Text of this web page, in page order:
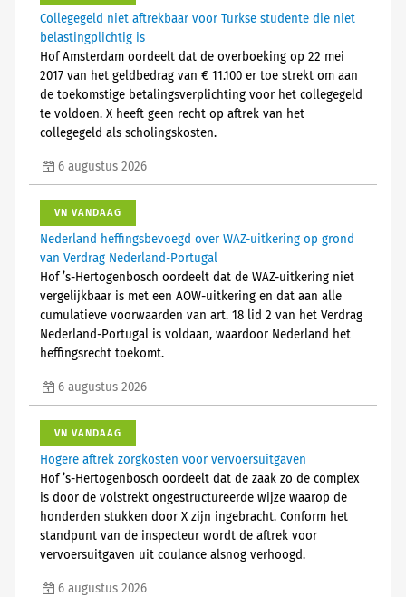
Collegegeld niet aftrekbaar voor Turkse studente die niet
belastingplichtig is
Hof Amsterdam oordeelt dat de overboeking op 22 mei
2017 van het geldbedrag van € 11.100 er toe strekt om aan
de toekomstige betalingsverplichting voor het collegegeld
te voldoen. X heeft geen recht op aftrek van het
collegegeld als scholingskosten.
6 augustus 2026
VN VANDAAG
Nederland heffingsbevoegd over WAZ-uitkering op grond
van Verdrag Nederland-Portugal
Hof ’s-Hertogenbosch oordeelt dat de WAZ-uitkering niet
vergelijkbaar is met een AOW-uitkering en dat aan alle
cumulatieve voorwaarden van art. 18 lid 2 van het Verdrag
Nederland-Portugal is voldaan, waardoor Nederland het
heffingsrecht toekomt.
6 augustus 2026
VN VANDAAG
Hogere aftrek zorgkosten voor vervoersuitgaven
Hof ’s-Hertogenbosch oordeelt dat de zaak zo de complex
is door de volstrekt ongestructureerde wijze waarop de
honderden stukken door X zijn ingebracht. Conform het
standpunt van de inspecteur wordt de aftrek voor
vervoersuitgaven uit coulance alsnog verhoogd.
6 augustus 2026